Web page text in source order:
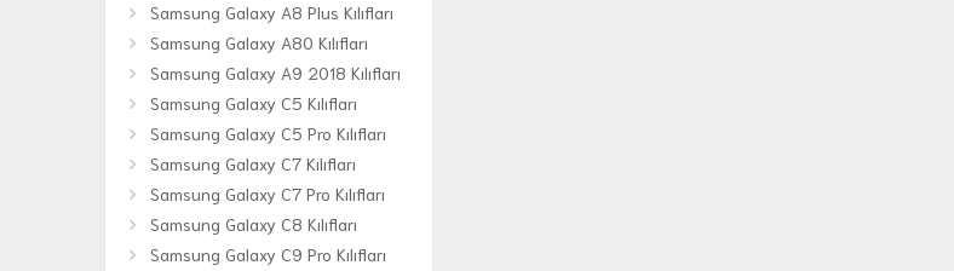
Samsung Galaxy A8 Plus Kılıfları
Samsung Galaxy A80 Kılıfları
Samsung Galaxy A9 2018 Kılıfları
Samsung Galaxy C5 Kılıfları
Samsung Galaxy C5 Pro Kılıfları
Samsung Galaxy C7 Kılıfları
Samsung Galaxy C7 Pro Kılıfları
Samsung Galaxy C8 Kılıfları
Samsung Galaxy C9 Pro Kılıfları